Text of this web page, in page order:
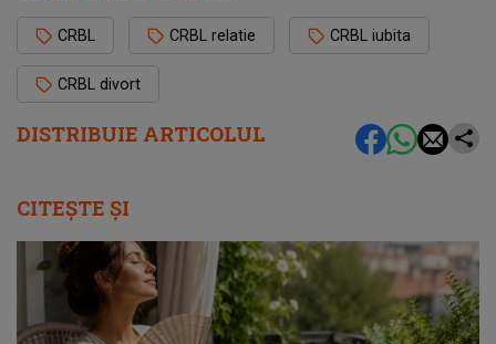
DISTRIBUIE ARTICOLUL
CRBL CRBL relatie CRBL iubita
CRBL divort
CITEȘTE ȘI